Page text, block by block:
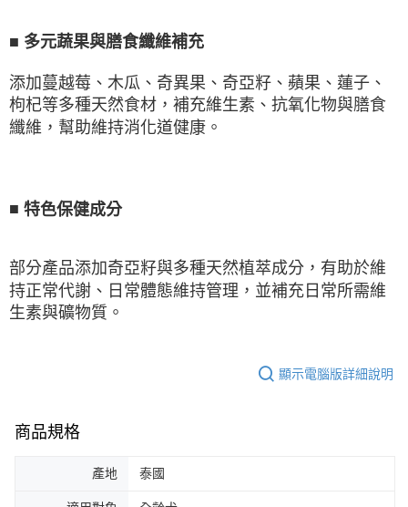
■ 多元蔬果與膳食纖維補充
添加蔓越莓、木瓜、奇異果、奇亞籽、蘋果、蓮子、
枸杞等多種天然食材，補充維生素、抗氧化物與膳食
纖維，幫助維持消化道健康。
■ 特色保健成分
部分產品添加奇亞籽與多種天然植萃成分，有助於維
持正常代謝、日常體態維持管理，並補充日常所需維
生素與礦物質。
顯示電腦版詳細說明
商品規格
產地 泰國